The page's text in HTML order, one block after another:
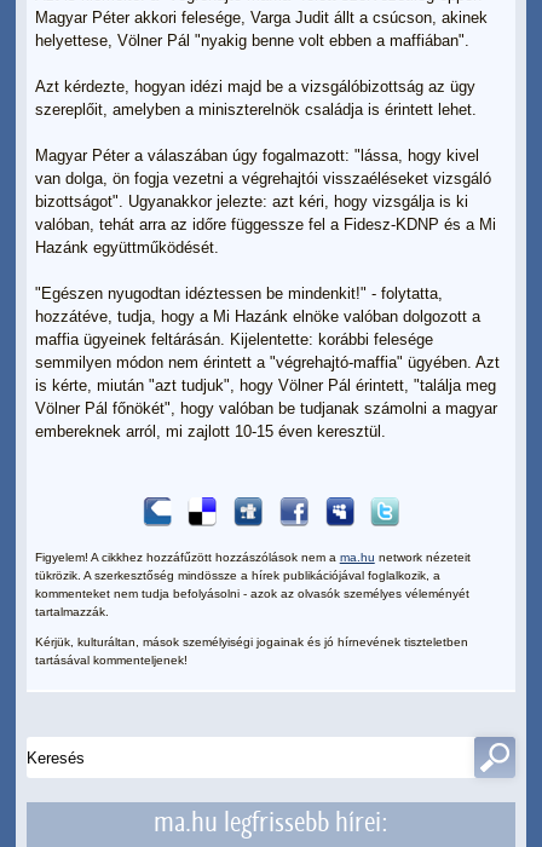
Magyar Péter akkori felesége, Varga Judit állt a csúcson, akinek
helyettese, Völner Pál "nyakig benne volt ebben a maffiában".
Azt kérdezte, hogyan idézi majd be a vizsgálóbizottság az ügy
szereplőit, amelyben a miniszterelnök családja is érintett lehet.
Magyar Péter a válaszában úgy fogalmazott: "lássa, hogy kivel
van dolga, ön fogja vezetni a végrehajtói visszaéléseket vizsgáló
bizottságot". Ugyanakkor jelezte: azt kéri, hogy vizsgálja is ki
valóban, tehát arra az időre függessze fel a Fidesz-KDNP és a Mi
Hazánk együttműködését.
"Egészen nyugodtan idéztessen be mindenkit!" - folytatta,
hozzátéve, tudja, hogy a Mi Hazánk elnöke valóban dolgozott a
maffia ügyeinek feltárásán. Kijelentette: korábbi felesége
semmilyen módon nem érintett a "végrehajtó-maffia" ügyében. Azt
is kérte, miután "azt tudjuk", hogy Völner Pál érintett, "találja meg
Völner Pál főnökét", hogy valóban be tudjanak számolni a magyar
embereknek arról, mi zajlott 10-15 éven keresztül.
Figyelem! A cikkhez hozzáfűzött hozzászólások nem a ma.hu network nézeteit
tükrözik. A szerkesztőség mindössze a hírek publikációjával foglalkozik, a
kommenteket nem tudja befolyásolni - azok az olvasók személyes véleményét
tartalmazzák.
Kérjük, kulturáltan, mások személyiségi jogainak és jó hírnevének tiszteletben
tartásával kommenteljenek!
ma.hu legfrissebb hírei: